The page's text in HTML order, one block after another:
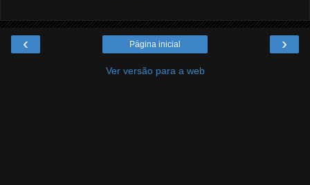
‹ ›
Página inicial
Ver versão para a web